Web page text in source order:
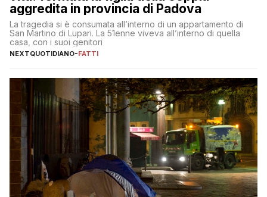
aggredita in provincia di Padova
La tragedia si è consumata all’interno di un appartamento di
San Martino di Lupari. La 51enne viveva all’interno di quella
casa, con i suoi genitori
NEXTQUOTIDIANO-FATTI